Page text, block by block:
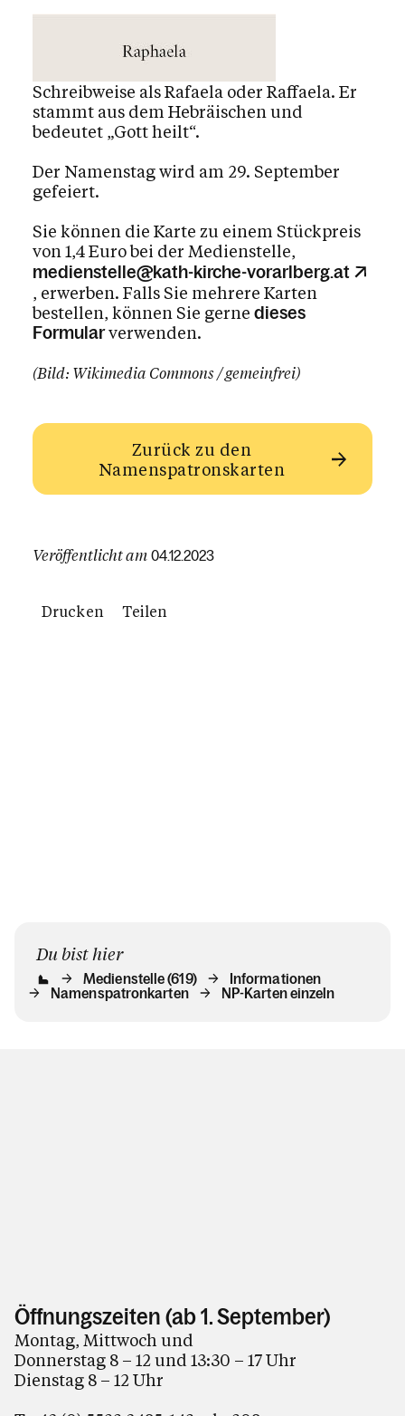
Schreibweise als Rafaela oder Raffaela. Er
stammt aus dem Hebräischen und
bedeutet „Gott heilt“.
Der Namenstag wird am 29. September
gefeiert.
Sie können die Karte zu einem Stückpreis
von 1,4 Euro bei der Medienstelle,
medienstelle@kath-kirche-vorarlberg.at
, erwerben. Falls Sie mehrere Karten
bestellen, können Sie gerne dieses
Formularverwenden.
(Bild: Wikimedia Commons / gemeinfrei)
Zurück zu den
Namenspatronskarten
Veröffentlicht am 04.12.2023
Drucken Teilen
Du bist hier
Medienstelle (619)
Informationen
Namenspatronkarten
NP-Karten einzeln
Öffnungszeiten (ab 1. September)
Montag, Mittwoch und
Donnerstag 8 – 12 und 13:30 – 17 Uhr
Dienstag 8 – 12 Uhr